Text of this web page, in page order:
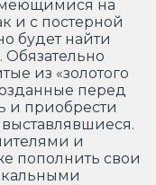
на
и с постерной
будет найти
Обязательно
из «золотого
перед
и приобрести
и
пополнить свои